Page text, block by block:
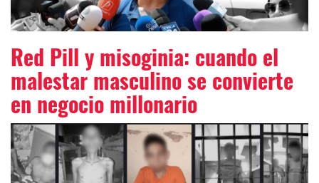
Red Pill y misoginia: cuando el
malestar masculino se convierte
en negocio millonario